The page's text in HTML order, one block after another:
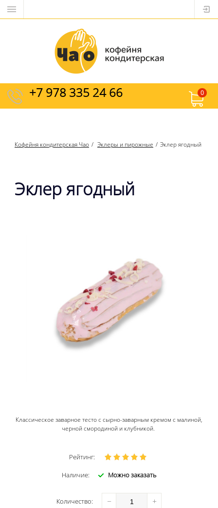
+7 978 335 24 66 0
Кофейня кондитерская Чао Эклеры и пирожные Эклер ягодный
Эклер ягодный
Классическое заварное тесто с сырно-заварным кремом с малиной,
черной смородиной и клубникой.
Рейтинг:
Наличие: Можно заказать
Количество: − +